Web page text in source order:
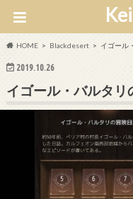
HOME Blackdesert イゴール
2019.10.26
イゴール・バルタリ